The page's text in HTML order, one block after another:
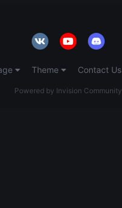
Theme Contact Us
Powered by Invision Community